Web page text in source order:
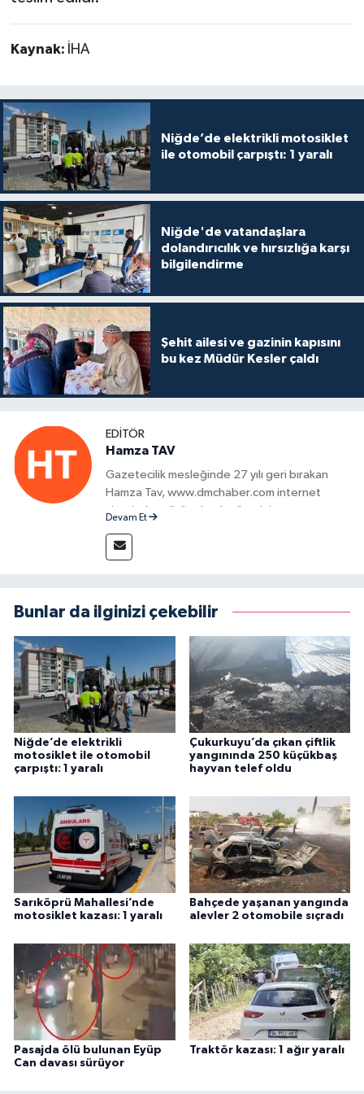
Kaynak: İHA
Niğde’de elektrikli motosiklet
ile otomobil çarpıştı: 1 yaralı
Niğde'de vatandaşlara
dolandırıcılık ve hırsızlığa karşı
bilgilendirme
Şehit ailesi ve gazinin kapısını
bu kez Müdür Kesler çaldı
EDITÖR
Hamza TAV
Gazetecilik mesleğinde 27 yılı geri bırakan
Hamza Tav, www.dmchaber.com internet
sitesinde editör olarak görevini
Devam Et
Bunlar da ilginizi çekebilir
Niğde’de elektrikli
motosiklet ile otomobil
çarpıştı: 1 yaralı
Çukurkuyu’da çıkan çiftlik
yangınında 250 küçükbaş
hayvan telef oldu
Sarıköprü Mahallesi’nde
motosiklet kazası: 1 yaralı
Bahçede yaşanan yangında
alevler 2 otomobile sıçradı
Pasajda ölü bulunan Eyüp
Can davası sürüyor
Traktör kazası: 1 ağır yaralı